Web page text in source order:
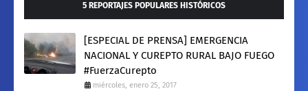
5 REPORTAJES POPULARES HISTÓRICOS
[ESPECIAL DE PRENSA] EMERGENCIA
NACIONAL Y CUREPTO RURAL BAJO FUEGO
#FuerzaCurepto
miércoles, enero 25, 2017